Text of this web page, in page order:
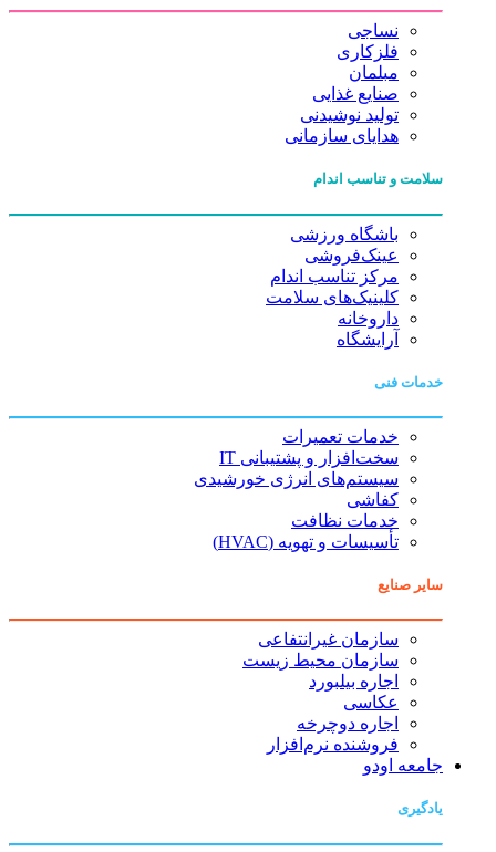
نساجی
فلزکاری
مبلمان
صنایع غذایی
تولید نوشیدنی
هدایای سازمانی
سلامت و تناسب اندام
باشگاه ورزشی
عینک‌فروشی
مرکز تناسب اندام
کلینیک‌های سلامت
داروخانه
آرایشگاه
خدمات فنی
خدمات تعمیرات
سخت‌افزار و پشتیبانی IT
سیستم‌های انرژی خورشیدی
کفاشی
خدمات نظافت
تأسیسات و تهویه (HVAC)
سایر صنایع
سازمان غیرانتفاعی
سازمان محیط زیست
اجاره بیلبورد
عکاسی
اجاره دوچرخه
فروشنده نرم‌افزار
جامعه اودو
یادگیری